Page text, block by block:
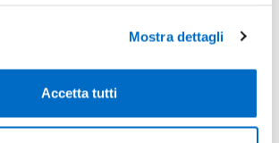
Mostra dettagli
Accetta tutti
in
con
Codice : 220113
Xharly
La borraccia termica Xharly ha
una capacità di 500 ml ed è